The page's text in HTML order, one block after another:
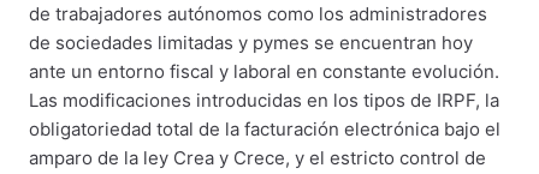
de trabajadores autónomos como los administradores
de sociedades limitadas y pymes se encuentran hoy
ante un entorno fiscal y laboral en constante evolución.
Las modificaciones introducidas en los tipos de IRPF, la
obligatoriedad total de la facturación electrónica bajo el
amparo de la ley Crea y Crece, y el estricto control de